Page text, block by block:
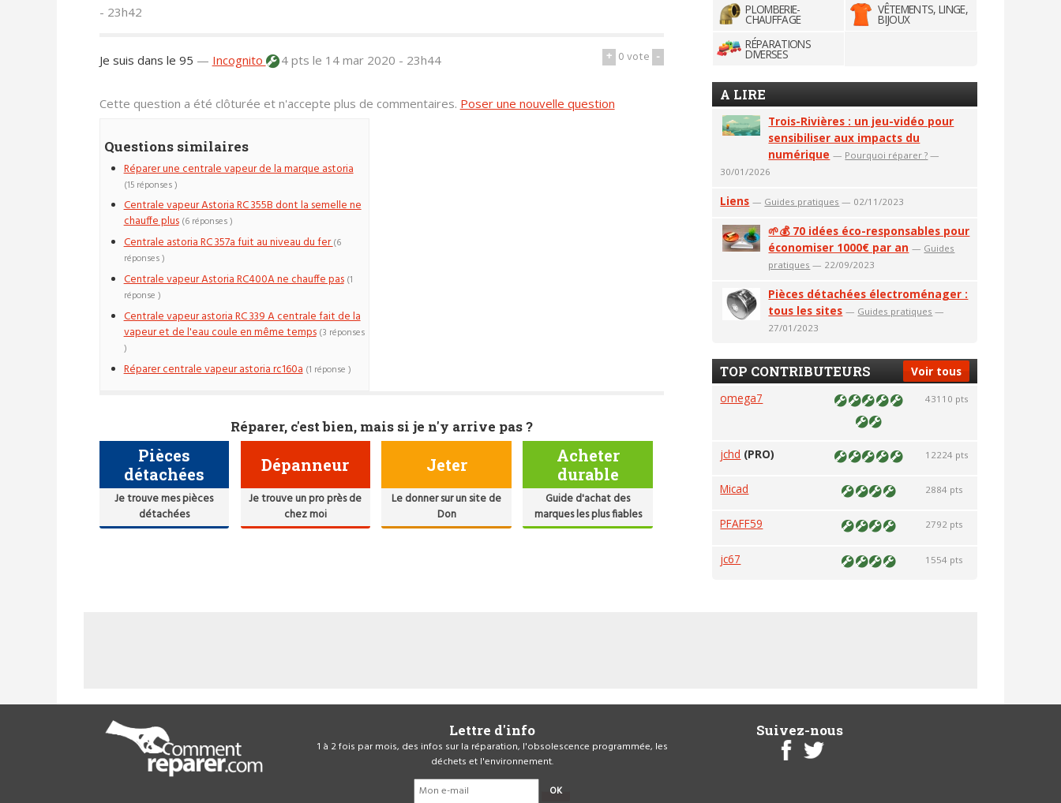
- 23h42
+ 0vote -
Je suis dans le 95 — Incognito 4 pts le 14 mar 2020 - 23h44
Cette question a été clôturée et n'accepte plus de commentaires. Poser une nouvelle question
Questions similaires
Réparer une centrale vapeur de la marque astoria
(15 réponses )
Centrale vapeur Astoria RC 355B dont la semelle ne
chauffe plus (6 réponses )
Centrale astoria RC 357a fuit au niveau du fer(6
réponses )
Centrale vapeur Astoria RC400A ne chauffe pas (1
réponse )
Centrale vapeur astoria RC 339 A centrale fait de la
vapeur et de l'eau coule en même temps (3 réponses
)
Réparer centrale vapeur astoria rc160a (1 réponse )
Réparer, c'est bien, mais si je n'y arrive pas ?
Pièces
détachées
Je trouve mes pièces
détachées
Dépanneur
Je trouve un pro près de
chez moi
Jeter
Le donner sur un site de
Don
Acheter
durable
Guide d'achat des
marques les plus fiables
PLOMBERIE-
CHAUFFAGE
VÊTEMENTS, LINGE,
BIJOUX
RÉPARATIONS
DIVERSES
A LIRE
Trois-Rivières : un jeu-vidéo pour
sensibiliser aux impacts du
numérique — Pourquoi réparer ? —
30/01/2026
Liens — Guides pratiques — 02/11/2023
🌱💰 70 idées éco-responsables pour
économiser 1000€ par an — Guides
pratiques — 22/09/2023
Pièces détachées électroménager :
tous les sites — Guides pratiques —
27/01/2023
Voir tous
TOP CONTRIBUTEURS
omega7 43110 pts
jchd (PRO) 12224 pts
Micad 2884 pts
PFAFF59 2792 pts
jc67 1554 pts
Lettre d'info
1 à 2 fois par mois, des infos sur la réparation, l'obsolescence programmée, les
déchets et l'environnement.
OK
Suivez-nous